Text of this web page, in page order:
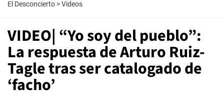
El Desconcierto >Videos
VIDEO| “Yo soy del pueblo”:
La respuesta de Arturo Ruiz-
Tagle tras ser catalogado de
‘facho’